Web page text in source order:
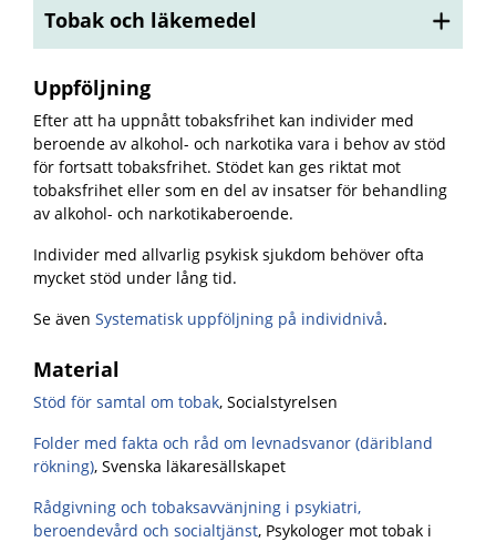
Tobak och läkemedel
Uppföljning
Efter att ha uppnått tobaksfrihet kan individer med
beroende av alkohol- och narkotika vara i behov av stöd
för fortsatt tobaksfrihet. Stödet kan ges riktat mot
tobaksfrihet eller som en del av insatser för behandling
av alkohol- och narkotikaberoende.
Individer med allvarlig psykisk sjukdom behöver ofta
mycket stöd under lång tid.
Se även Systematisk uppföljning på individnivå.
Material
Stöd för samtal om tobak, Socialstyrelsen
Folder med fakta och råd om levnadsvanor (däribland
rökning), Svenska läkaresällskapet
Rådgivning och tobaksavvänjning i psykiatri,
beroendevård och socialtjänst, Psykologer mot tobak i